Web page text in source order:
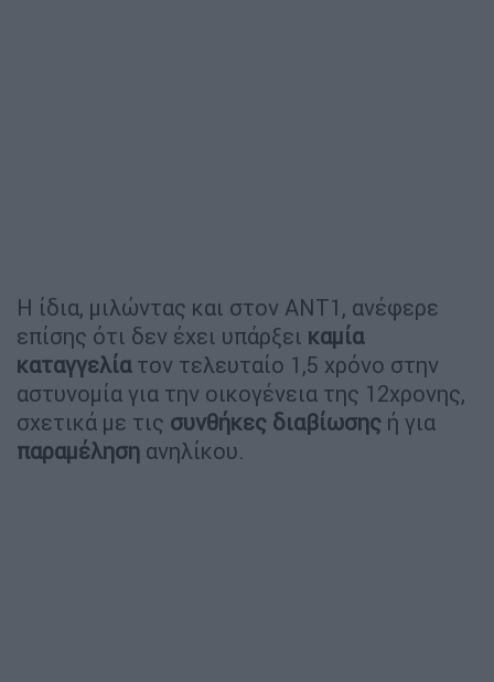
Η ίδια, μιλώντας και στον ΑΝΤ1, ανέφερε
επίσης ότι δεν έχει υπάρξει καμία
καταγγελίατον τελευταίο 1,5 χρόνο στην
αστυνομία για την οικογένεια της 12χρονης,
σχετικά με τις συνθήκες διαβίωσης ή για
παραμέληση ανηλίκου.